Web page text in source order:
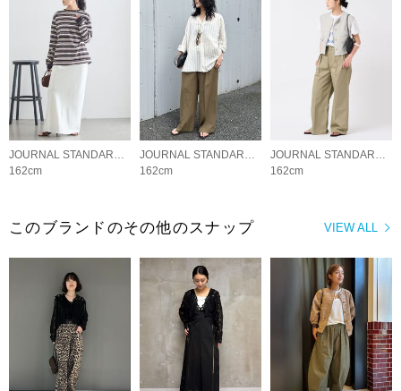
JOURNAL STANDARD L'ESSAGE
162cm
JOURNAL STANDARD L'ESSAGE
162cm
JOURNAL STANDARD L'ESSAGE
162cm
VIEW ALL
このブランドのその他のスナップ